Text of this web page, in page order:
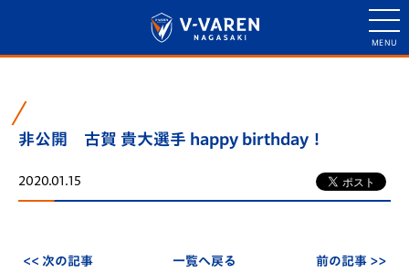
非公開 古賀 貴大選手 happy birthday！
2020.01.15
<< 次の記事 一覧へ戻る 前の記事 >>